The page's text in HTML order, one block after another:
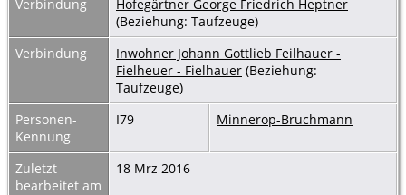
Verbindung
Hofegärtner George Friedrich Heptner
(Beziehung: Taufzeuge)
Verbindung
Inwohner Johann Gottlieb Feilhauer -
Fielheuer - Fielhauer (Beziehung:
Taufzeuge)
Personen-
Kennung
I79 Minnerop-Bruchmann
Zuletzt
bearbeitet am
18 Mrz 2016